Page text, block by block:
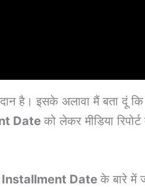
है। इसके अलावा मैं बता
Dateको लेकर मीडिया
Installment Dateके बारे में